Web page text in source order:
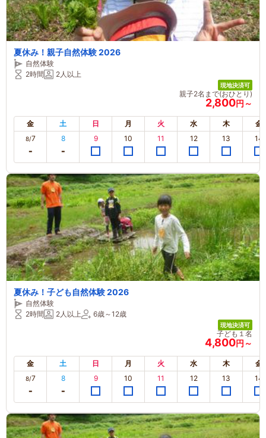
夏休み！親子自然体験 2026
自然体験
2時間
2人以上
現地決済可
親子2名まで(おひとり)
2,800円～
金 土 日 月 火 水 木 金
8/7 8 9 10 11 12 13 14
夏休み！子ども自然体験 2026
自然体験
2時間
2人以上 6歳～12歳
現地決済可
子ども１名
4,800円～
金 土 日 月 火 水 木 金
8/7 8 9 10 11 12 13 14